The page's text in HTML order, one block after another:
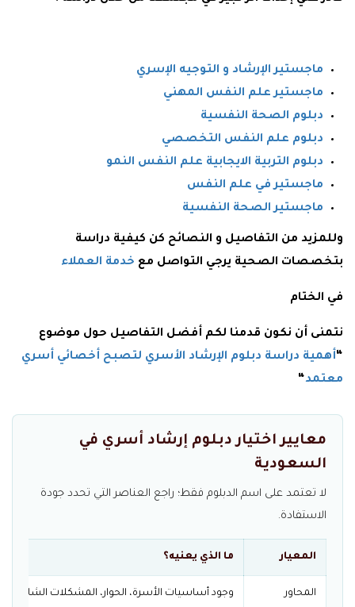
ماجستير الإرشاد و التوجيه الإسري
ماجستير علم النفس المهني
دبلوم الصحة النفسية
دبلوم علم النفس التخصصي
دبلوم التربية الايجابية علم النفس النمو
ماجستير في علم النفس
ماجستير الصحة النفسية
وللمزيد من التفاصيل و النصائح كن كيفية دراسة
بتخصصات الصحية يرجي التواصل مع خدمة العملاء
في الختام
نتمنى أن نكون قدمنا لكم أفضل التفاصيل حول موضوع
“أهمية دراسة دبلوم الإرشاد الأسري لتصبح أخصائي أسري
معتمد“
معايير اختيار دبلوم إرشاد أسري في
السعودية
لا تعتمد على اسم الدبلوم فقط؛ راجع العناصر التي تحدد جودة
الاستفادة.
المعيار ما الذي يعنيه؟
المحاور وجود أساسيات الأسرة، الحوار، المشكلات الشائعة،